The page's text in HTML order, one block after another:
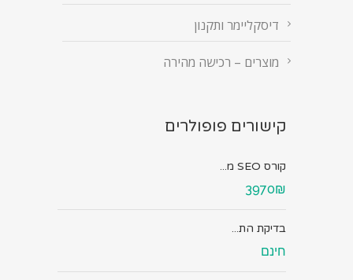
דיסקליימר ותקנון
מוצרים – רכישה מהירה
קישורים פופולרים
קורס SEO מ...
3970₪
בדיקת הת...
חינם